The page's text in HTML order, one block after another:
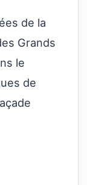
de la
Grands
le
de